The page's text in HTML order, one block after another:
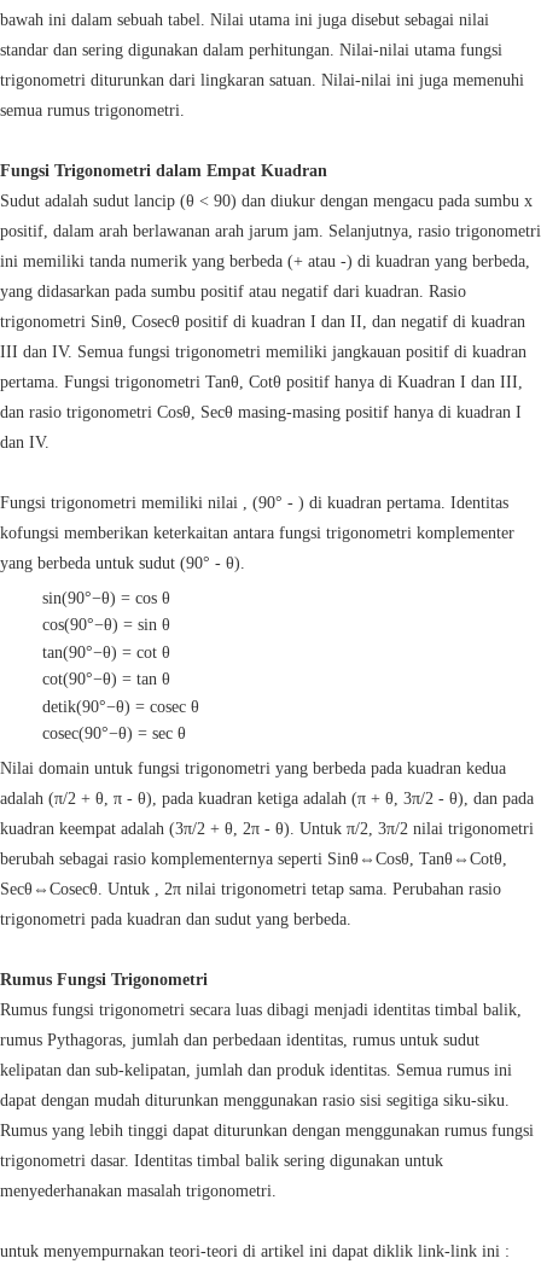
bawah ini dalam sebuah tabel. Nilai utama ini juga disebut sebagai nilai
standar dan sering digunakan dalam perhitungan. Nilai-nilai utama fungsi
trigonometri diturunkan dari lingkaran satuan. Nilai-nilai ini juga memenuhi
semua rumus trigonometri.
Fungsi Trigonometri dalam Empat Kuadran
Sudut adalah sudut lancip (θ < 90) dan diukur dengan mengacu pada sumbu x
positif, dalam arah berlawanan arah jarum jam. Selanjutnya, rasio trigonometri
ini memiliki tanda numerik yang berbeda (+ atau -) di kuadran yang berbeda,
yang didasarkan pada sumbu positif atau negatif dari kuadran. Rasio
trigonometri Sinθ, Cosecθ positif di kuadran I dan II, dan negatif di kuadran
III dan IV. Semua fungsi trigonometri memiliki jangkauan positif di kuadran
pertama. Fungsi trigonometri Tanθ, Cotθ positif hanya di Kuadran I dan III,
dan rasio trigonometri Cosθ, Secθ masing-masing positif hanya di kuadran I
dan IV.
Fungsi trigonometri memiliki nilai , (90° - ) di kuadran pertama. Identitas
kofungsi memberikan keterkaitan antara fungsi trigonometri komplementer
yang berbeda untuk sudut (90° - θ).
sin(90°−θ) = cos θ
cos(90°−θ) = sin θ
tan(90°−θ) = cot θ
cot(90°−θ) = tan θ
detik(90°−θ) = cosec θ
cosec(90°−θ) = sec θ
Nilai domain untuk fungsi trigonometri yang berbeda pada kuadran kedua
adalah (π/2 + θ, π - θ), pada kuadran ketiga adalah (π + θ, 3π/2 - θ), dan pada
kuadran keempat adalah (3π/2 + θ, 2π - θ). Untuk π/2, 3π/2 nilai trigonometri
berubah sebagai rasio komplementernya seperti Sinθ⇔Cosθ, Tanθ⇔Cotθ,
Secθ⇔Cosecθ. Untuk , 2π nilai trigonometri tetap sama. Perubahan rasio
trigonometri pada kuadran dan sudut yang berbeda.
Rumus Fungsi Trigonometri
Rumus fungsi trigonometri secara luas dibagi menjadi identitas timbal balik,
rumus Pythagoras, jumlah dan perbedaan identitas, rumus untuk sudut
kelipatan dan sub-kelipatan, jumlah dan produk identitas. Semua rumus ini
dapat dengan mudah diturunkan menggunakan rasio sisi segitiga siku-siku.
Rumus yang lebih tinggi dapat diturunkan dengan menggunakan rumus fungsi
trigonometri dasar. Identitas timbal balik sering digunakan untuk
menyederhanakan masalah trigonometri.
untuk menyempurnakan teori-teori di artikel ini dapat diklik link-link ini :